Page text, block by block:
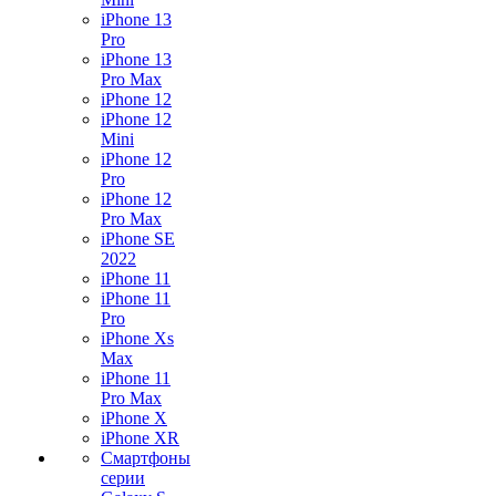
iPhone 13
Pro
iPhone 13
Pro Max
iPhone 12
iPhone 12
Mini
iPhone 12
Pro
iPhone 12
Pro Max
iPhone SE
2022
iPhone 11
iPhone 11
Pro
iPhone Xs
Max
iPhone 11
Pro Max
iPhone X
iPhone XR
Смартфоны
серии